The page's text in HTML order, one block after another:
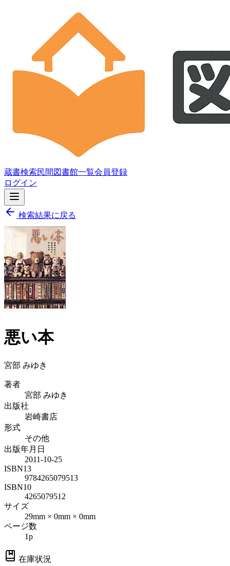
蔵書検索民間図書館一覧会員登録
ログイン
検索結果に戻る
悪い本
宮部 みゆき
著者
宮部 みゆき
出版社
岩崎書店
形式
その他
出版年月日
2011-10-25
ISBN13
9784265079513
ISBN10
4265079512
サイズ
29mm × 0mm × 0mm
ページ数
1p
在庫状況